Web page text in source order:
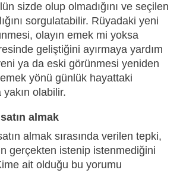
sizde olup olmadığını ve seçilen
sorgulatabilir. Rüyadaki yeni
olayın emek mi yoksa
geliştiğini ayırmaya yardım
ya da eski görünmesi yeniden
yönü günlük hayattaki
olabilir.
almak
almak sırasında verilen tepki,
gerçekten istenip istenmediğini
ait olduğu bu yorumu